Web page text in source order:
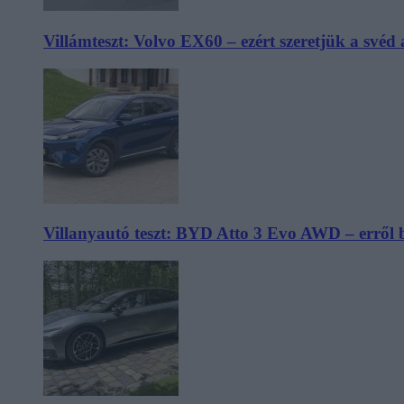
Villámteszt: Volvo EX60 – ezért szeretjük a svéd
Villanyautó teszt: BYD Atto 3 Evo AWD – erről